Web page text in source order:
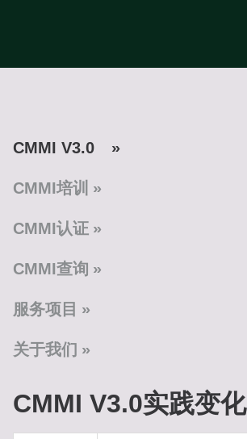
CMMI V3.0
CMMI培训
CMMI认证
CMMI查询
服务项目
关于我们
CMMI V3.0实践变化